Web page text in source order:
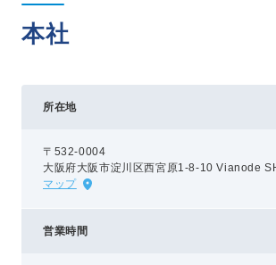
お問い合わせ
簡単Web見積もり（無料）
無料点検
施工パートナー募集
総合お問い合わせ
本社
所在地
〒532-0004
大阪府大阪市淀川区西宮原1-8-10 Vianode
マップ
営業時間